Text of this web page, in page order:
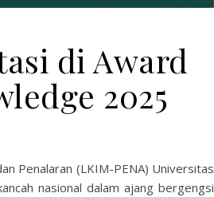
di Award
2025
Penalaran (LKIM-PENA) Universitas
nasional dalam ajang bergengsi